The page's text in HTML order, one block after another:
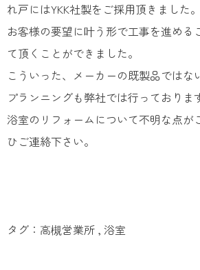
れ戸にはYKK社製をご採用頂きました。
お客様の要望に叶う形で工事を進める
て頂くことができました。
こういった、メーカーの既製品ではな
プランニングも弊社では行っておりま
浴室のリフォームについて不明な点が
ひご連絡下さい。
タグ：高槻営業所 , 浴室